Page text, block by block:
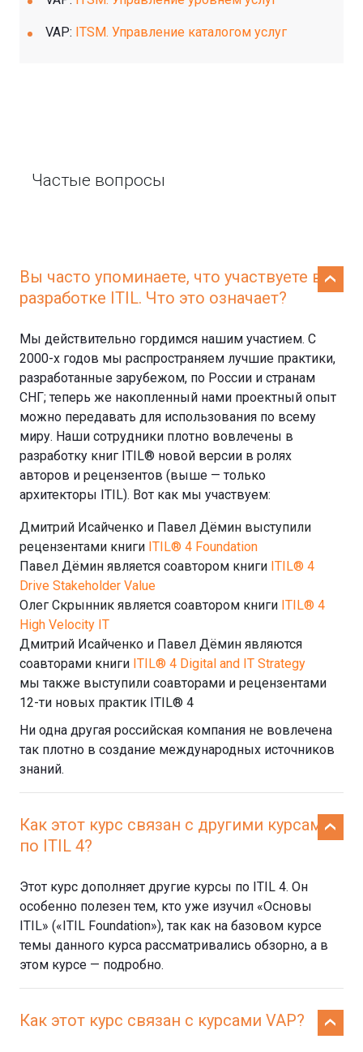
VAP: ITSM. Управление каталогом услуг
Частые вопросы
Вы часто упоминаете, что участвуете в
разработке ITIL. Что это означает?
Мы действительно гордимся нашим участием. С
2000-х годов мы распространяем лучшие практики,
разработанные зарубежом, по России и странам
СНГ; теперь же накопленный нами проектный опыт
можно передавать для использования по всему
миру. Наши сотрудники плотно вовлечены в
разработку книг ITIL® новой версии в ролях
авторов и рецензентов (выше — только
архитекторы ITIL). Вот как мы участвуем:
Дмитрий Исайченко и Павел Дёмин выступили
рецензентами книги ITIL® 4 Foundation
Павел Дёмин является соавтором книги ITIL® 4
Drive Stakeholder Value
Олег Скрынник является соавтором книги ITIL® 4
High Velocity IT
Дмитрий Исайченко и Павел Дёмин являются
соавторами книги ITIL® 4 Digital and IT Strategy
мы также выступили соавторами и рецензентами
12-ти новых практик ITIL® 4
Ни одна другая российская компания не вовлечена
так плотно в создание международных источников
знаний.
Как этот курс связан с другими курсами
по ITIL 4?
Этот курс дополняет другие курсы по ITIL 4. Он
особенно полезен тем, кто уже изучил «Основы
ITIL» («ITIL Foundation»), так как на базовом курсе
темы данного курса рассматривались обзорно, а в
этом курсе — подробно.
Как этот курс связан с курсами VAP?